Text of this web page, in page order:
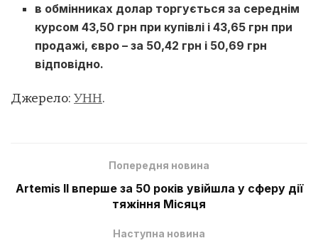
в обмінниках долар торгується за середнім
курсом 43,50 грн при купівлі і 43,65 грн при
продажі, євро – за 50,42 грн і 50,69 грн
відповідно.
Джерело: УНН.
Попередня новина
Artemis II вперше за 50 років увійшла у сферу дії
тяжіння Місяця
Наступна новина